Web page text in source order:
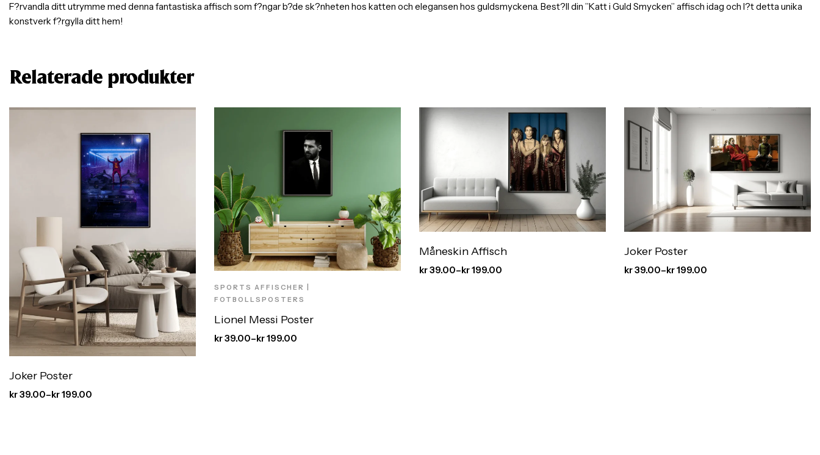
F?rvandla ditt utrymme med denna fantastiska affisch som f?ngar b?de sk?nheten hos katten och elegansen hos guldsmyckena. Best?ll din ”Katt i Guld Smycken” affisch idag och l?t detta unika
konstverk f?rgylla ditt hem!
Relaterade produkter
Joker Poster
kr39.00–kr199.00
SPORTS AFFISCHER |
FOTBOLLSPOSTERS
Lionel Messi Poster
kr39.00–kr199.00
Måneskin Affisch
kr39.00–kr199.00
Joker Poster
kr39.00–kr199.00